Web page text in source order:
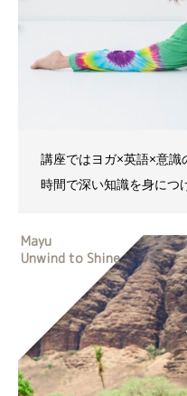
講座ではヨガ×英語×意識
時間で深い知識を身につ
Mayu
Unwind to Shine